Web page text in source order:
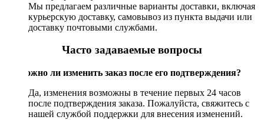
Мы предлагаем различные варианты доставки, включая
курьерскую доставку, самовывоз из пункта выдачи или
доставку почтовыми службами.
Часто задаваемые вопросы
Возможно ли изменить заказ после его подтверждения?
Да, изменения возможны в течение первых 24 часов
после подтверждения заказа. Пожалуйста, свяжитесь с
нашей службой поддержки для внесения изменений.